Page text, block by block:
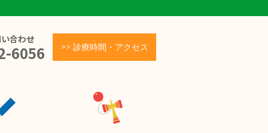
合わせ
6056 >> 診療時間・アクセス